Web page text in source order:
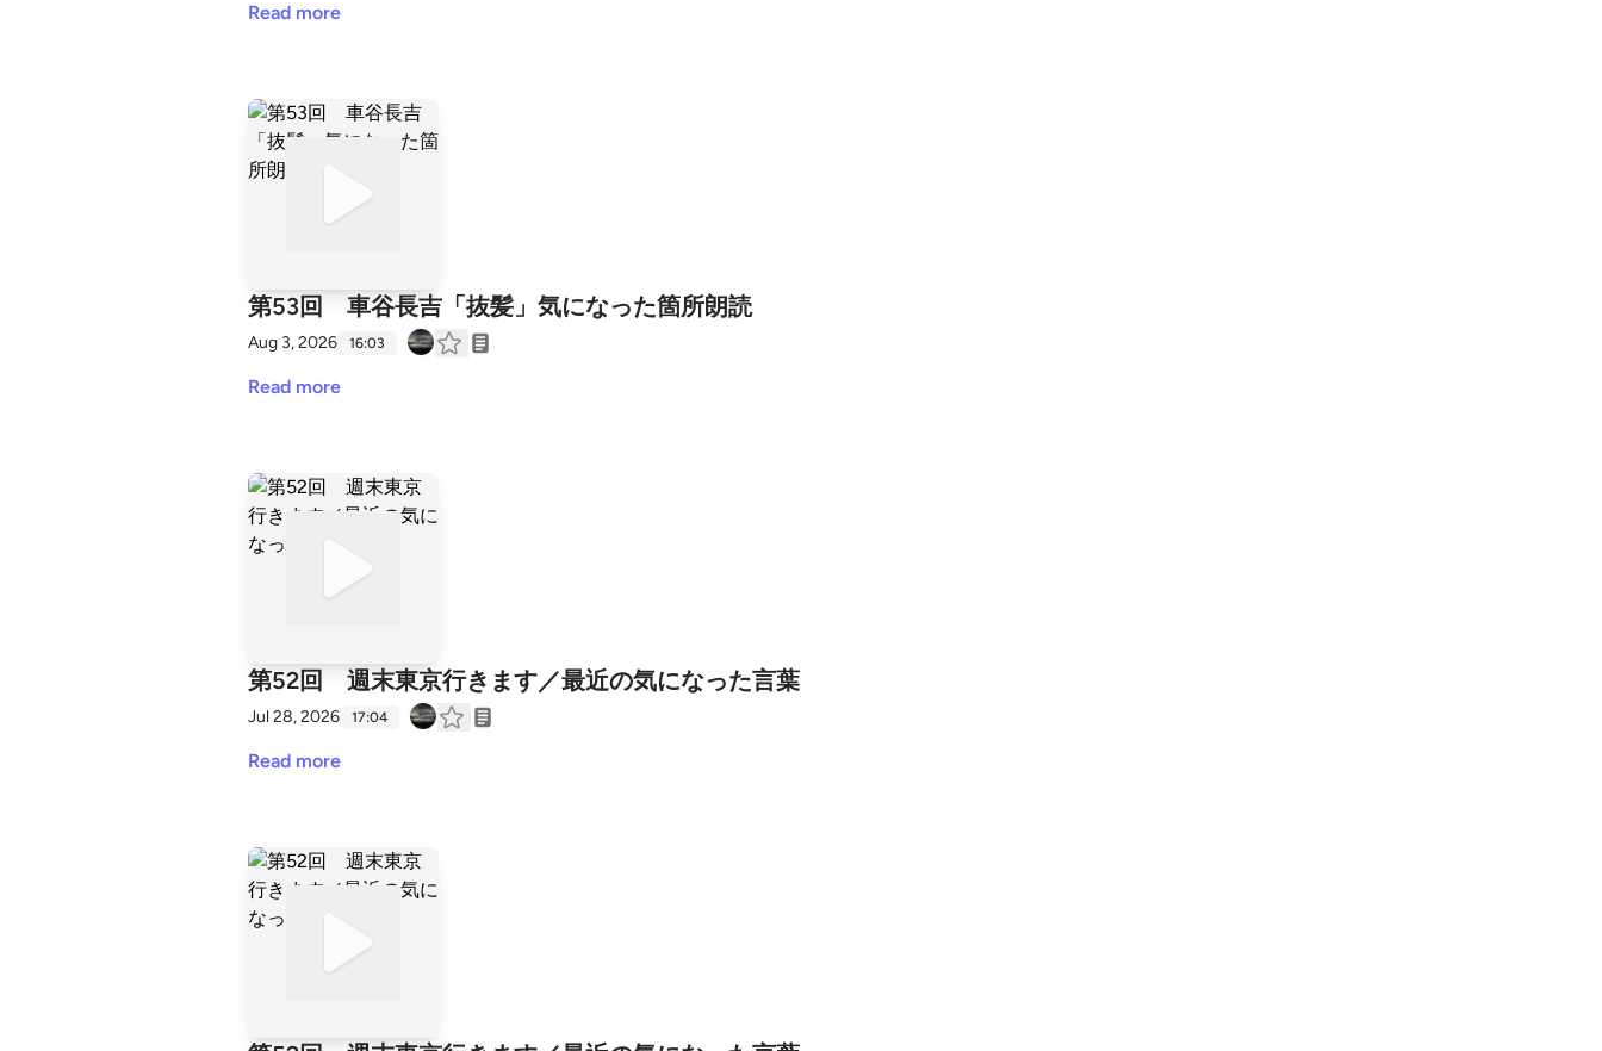
Read more
第53回 車谷長吉「抜髪」気になった箇所朗読
Aug 3, 2026 16:03
Read more
第52回 週末東京行きます／最近の気になった言葉
Jul 28, 2026 17:04
Read more